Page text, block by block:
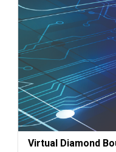
13-15
AUG
香港贸发局
中心)
13-17
AUG
香港
香港贸发局
览中心)
13-15
AUG
香港
香港贸发局
中心)
Virtual Diamond